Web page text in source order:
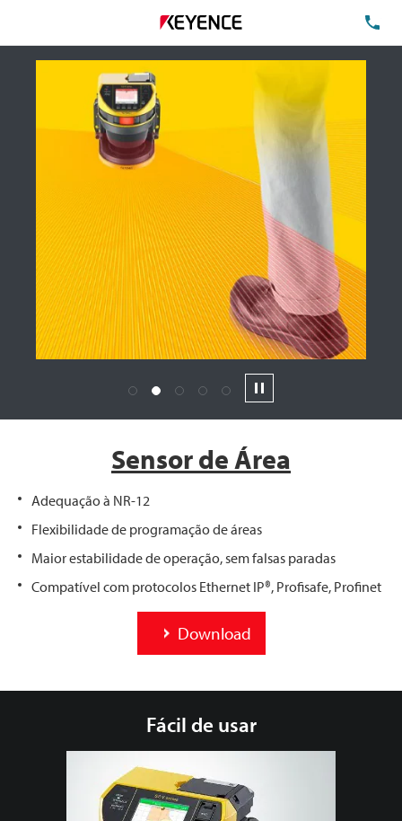
Sensor de Área
Adequação à NR-12
Flexibilidade de programação de áreas
Maior estabilidade de operação, sem falsas paradas
Compatível com protocolos Ethernet IP®, Profisafe, Profinet
Download
1 2 3 4 5
Fácil de usar